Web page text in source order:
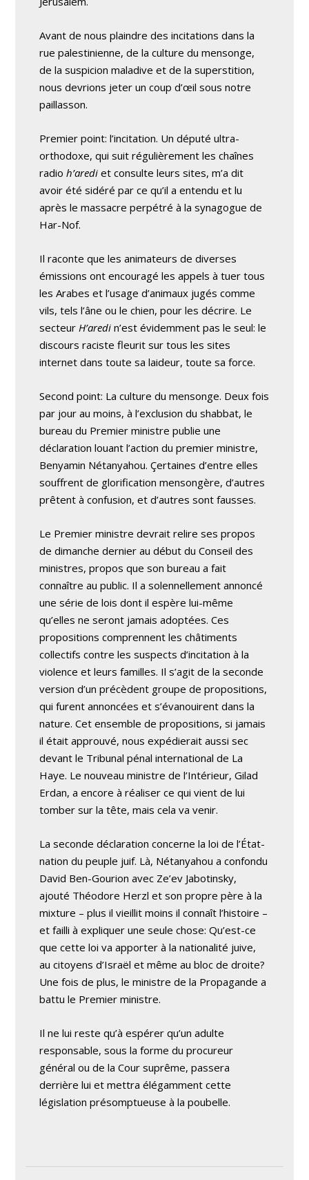
Avant de nous plaindre des incitations dans la
rue palestinienne, de la culture du mensonge,
de la suspicion maladive et de la superstition,
nous devrions jeter un coup d’œil sous notre
paillasson.
Premier point: l’incitation. Un député ultra-
orthodoxe, qui suit régulièrement les chaînes
radioh’aredi et consulte leurs sites, m’a dit
avoir été sidéré par ce qu’il a entendu et lu
après le massacre perpétré à la synagogue de
Har-Nof.
Il raconte que les animateurs de diverses
émissions ont encouragé les appels à tuer tous
les Arabes et l’usage d’animaux jugés comme
vils, tels l’âne ou le chien, pour les décrire. Le
secteurH’aredi n’est évidemment pas le seul: le
discours raciste fleurit sur tous les sites
internet dans toute sa laideur, toute sa force.
Second point: La culture du mensonge. Deux fois
par jour au moins, à l’exclusion du shabbat, le
bureau du Premier ministre publie une
déclaration louant l’action du premier ministre,
Benyamin Nétanyahou. Çertaines d’entre elles
souffrent de glorification mensongère, d’autres
prêtent à confusion, et d’autres sont fausses.
Le Premier ministre devrait relire ses propos
de dimanche dernier au début du Conseil des
ministres, propos que son bureau a fait
connaître au public. Il a solennellement annoncé
une série de lois dont il espère lui-même
qu’elles ne seront jamais adoptées. Ces
propositions comprennent les châtiments
collectifs contre les suspects d’incitation à la
violence et leurs familles. Il s’agit de la seconde
version d’un précèdent groupe de propositions,
qui furent annoncées et s’évanouirent dans la
nature. Cet ensemble de propositions, si jamais
il était approuvé, nous expédierait aussi sec
devant le Tribunal pénal international de La
Haye. Le nouveau ministre de l’Intérieur, Gilad
Erdan, a encore à réaliser ce qui vient de lui
tomber sur la tête, mais cela va venir.
La seconde déclaration concerne la loi de l’État-
nation du peuple juif. Là, Nétanyahou a confondu
David Ben-Gourion avec Ze’ev Jabotinsky,
ajouté Théodore Herzl et son propre père à la
mixture – plus il vieillit moins il connaît l’histoire –
et failli à expliquer une seule chose: Qu’est-ce
que cette loi va apporter à la nationalité juive,
au citoyens d’Israël et même au bloc de droite?
Une fois de plus, le ministre de la Propagande a
battu le Premier ministre.
Il ne lui reste qu’à espérer qu’un adulte
responsable, sous la forme du procureur
général ou de la Cour suprême, passera
derrière lui et mettra élégamment cette
législation présomptueuse à la poubelle.